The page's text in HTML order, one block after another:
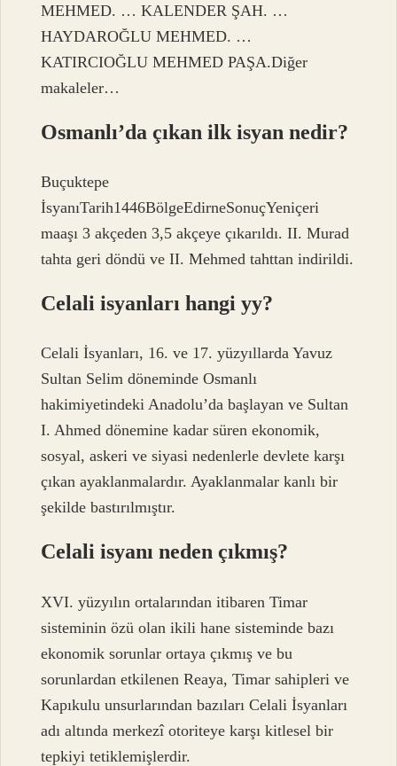
MEHMED. … KALENDER ŞAH. …
HAYDAROĞLU MEHMED. …
KATIRCIOĞLU MEHMED PAŞA.Diğer
makaleler…
Osmanlı’da çıkan ilk isyan nedir?
Buçuktepe
İsyanıTarih1446BölgeEdirneSonuçYeniçeri
maaşı 3 akçeden 3,5 akçeye çıkarıldı. II. Murad
tahta geri döndü ve II. Mehmed tahttan indirildi.
Celali isyanları hangi yy?
Celali İsyanları, 16. ve 17. yüzyıllarda Yavuz
Sultan Selim döneminde Osmanlı
hakimiyetindeki Anadolu’da başlayan ve Sultan
I. Ahmed dönemine kadar süren ekonomik,
sosyal, askeri ve siyasi nedenlerle devlete karşı
çıkan ayaklanmalardır. Ayaklanmalar kanlı bir
şekilde bastırılmıştır.
Celali isyanı neden çıkmış?
XVI. yüzyılın ortalarından itibaren Timar
sisteminin özü olan ikili hane sisteminde bazı
ekonomik sorunlar ortaya çıkmış ve bu
sorunlardan etkilenen Reaya, Timar sahipleri ve
Kapıkulu unsurlarından bazıları Celali İsyanları
adı altında merkezî otoriteye karşı kitlesel bir
tepkiyi tetiklemişlerdir.